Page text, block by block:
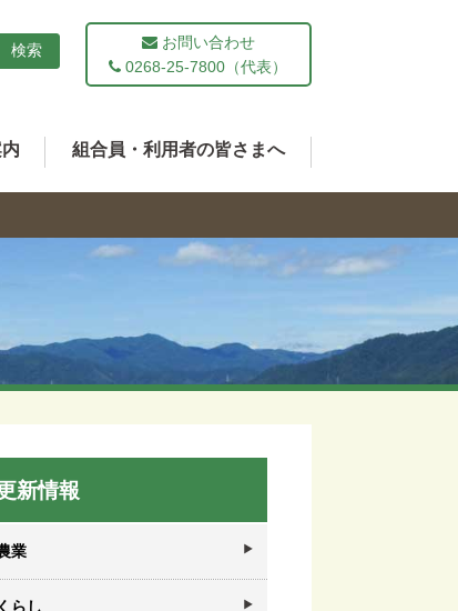
お問い合わせ
0268-25-7800（代表）
組合員・利用者の皆さまへ
新情報
業
くらし